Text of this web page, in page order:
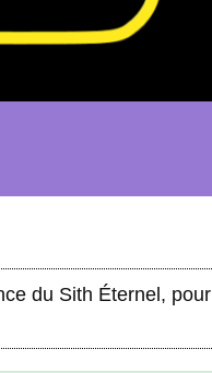
du Sith Éternel, pour